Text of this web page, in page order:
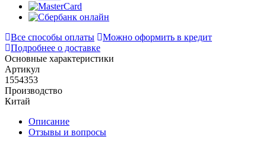
Все способы оплаты
Можно оформить в кредит
Подробнее о доставке
Основные характеристики
Артикул
1554353
Производство
Китай
Описание
Отзывы и вопросы